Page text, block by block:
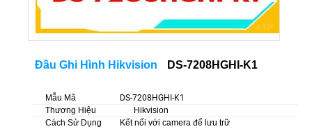
Đầu Ghi Hình Hikvision DS-7208HGHI-K1
Mẫu Mã
DS-7208HGHI-K1
Thương Hiệu
Hikvision
Cách Sử Dụng
Kết nối với camera để lưu trữ